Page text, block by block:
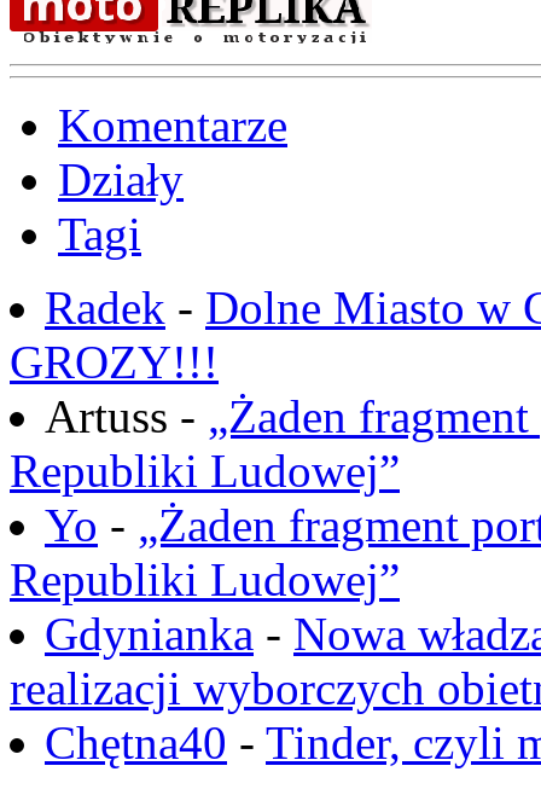
Komentarze
Działy
Tagi
Radek - Dolne Miasto w
GROZY!!!
Artuss - „Żaden
Republiki Ludowej”
Yo - „Żaden fragment
Republiki Ludowej”
Gdynianka - Nowa
realizacji wyborczych
Chętna40 - Tinder, czyli